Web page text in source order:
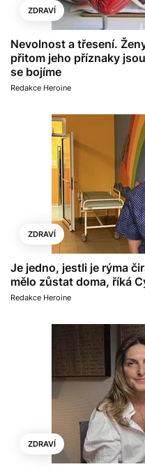
ZDRAVÍ
Nevolnost a třesení.
přitom jeho příznaky
se bojíme
Redakce Heroine
ZDRAVÍ
Je jedno, jestli je rýma
mělo zůstat doma, říká
Redakce Heroine
ZDRAVÍ